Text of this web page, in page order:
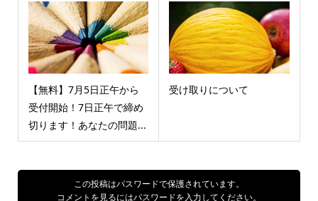
【無料】7月5日正午から
受付開始！7日正午で締め
切ります！あなたの問題...
受け取りについて
この投稿はパスワードで保護されています。
コメントを見るにはパスワードを入力してください。